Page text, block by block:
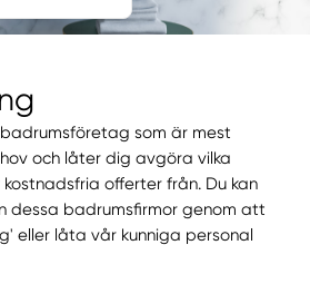
som är mest
och låter dig avgöra vilka
offerter från. Du kan
dessa badrumsfirmor genom att
eller låta vår kunniga personal